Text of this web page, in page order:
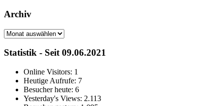
Archiv
Archiv
Statistik - Seit 09.06.2021
Online Visitors: 1
Heutige Aufrufe: 7
Besucher heute: 6
Yesterday's Views: 2.113